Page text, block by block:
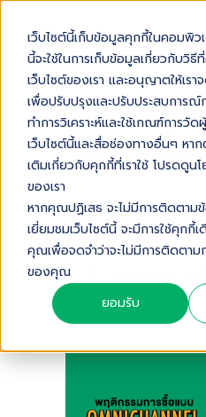
เว็บไซต์นี้เก็บข้อมูลคุกกี้ในคอมพิ
นี้จะใช้ในการเก็บข้อมูลเกี่ยวกับ
เว็บไซต์ของเรา และอนุญาตให้เร
เพื่อปรับปรุงและปรับประสบการณ์
ทำการวิเคราะห์และใช้เกณฑ์การวั
เว็บไซต์นี้และสื่อช่องทางอื่นๆ หา
เติมเกี่ยวกับคุกกี้ที่เราใช้ โปรดดูน
ของเรา
หากคุณปฏิเสธ จะไม่มีการติดตาม
เยี่ยมชมเว็บไซต์นี้ จะมีการใช้คุกกี้เ
คุณเพื่อจดจำว่าจะไม่มีการติดตา
ของคุณ
ยอมรับ
พฤติกรรมการซื้อแบบ
: ประสบการณ์ออนไล
2024
Audio Version